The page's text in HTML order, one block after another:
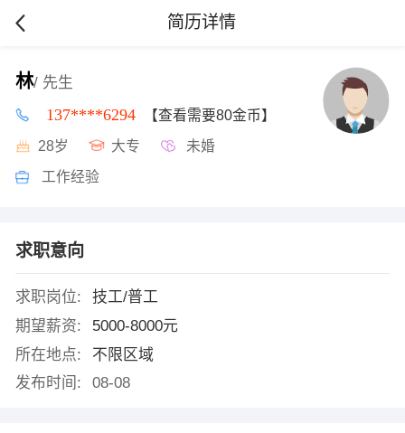
简历详情
林/ 先生
137****6294 【查看需要80金币】
28岁 大专 未婚
工作经验
求职意向
求职岗位:
技工/普工
期望薪资:
5000-8000元
所在地点:
不限区域
发布时间:
08-08